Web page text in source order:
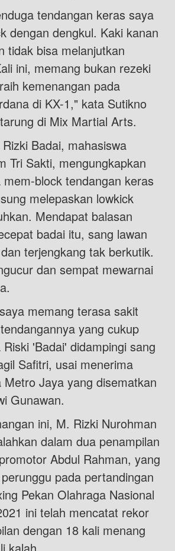
tendangan keras saya
dengan dengkul. Kaki kanan
tidak bisa melanjutkan
ini, memang bukan rezeki
kemenangan pada
di KX-1," kata Sutikno
di Mix Martial Arts.
Badai, mahasiswa
Tri Sakti, mengungkapkan
block tendangan keras
melepaskan lowkick
Mendapat balasan
badai itu, sang lawan
terjengkang tak berkutik.
dan sempat mewarnai
memang terasa sakit
yang cukup
'Badai' didampingi sang
Safitri, usai menerima
Metro Jaya yang disematkan
Gunawan.
ini, M. Rizki Nurohman
dalam dua penampilan
Abdul Rahman, yang
pada pertandingan
Pekan Olahraga Nasional
ini telah mencatat rekor
dengan 18 kali menang
kalah.